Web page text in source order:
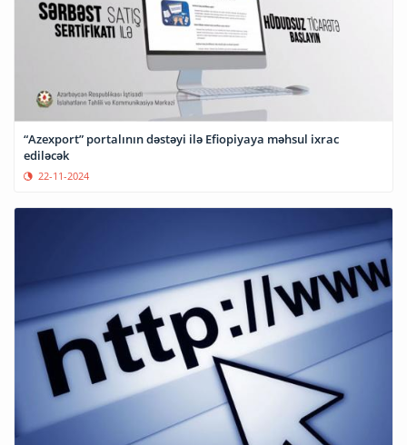
“Azexport” portalının dəstəyi ilə Efiopiyaya məhsul ixrac
ediləcək
22-11-2024